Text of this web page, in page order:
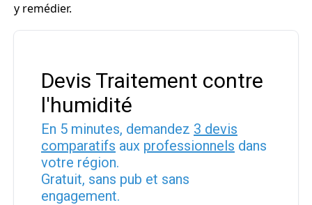
y remédier.
Devis Traitement contre
l'humidité
En 5 minutes, demandez 3 devis
comparatifs aux professionnels dans
votre région.
Gratuit, sans pub et sans
engagement.